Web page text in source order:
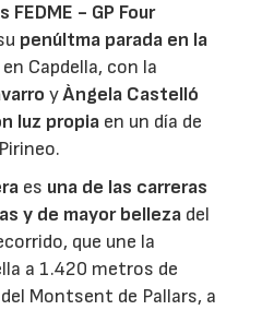
- GP Four
penúltma parada en la
en Capdella, con la
yÀngela Castelló
luz propia en un día de
es una de las carreras
y de mayor belleza del
que une la
a 1.420 metros de
Montsent de Pallars, a